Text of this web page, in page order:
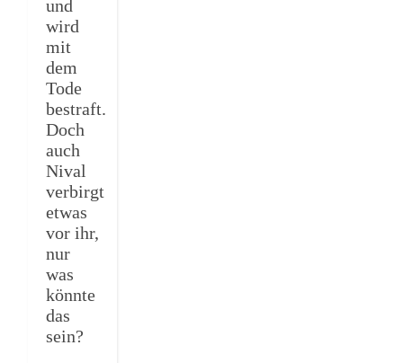
und
wird
mit
dem
Tode
bestraft.
Doch
auch
Nival
verbirgt
etwas
vor ihr,
nur
was
könnte
das
sein?